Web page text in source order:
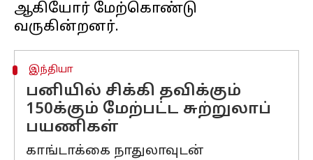
ஆகியோர் மேற்கொண்டு
இந்தியா
பனியில் சிக்கி தவிக்கும்
150க்கும் மேற்பட்ட சுற்றுலாப்
பயணிகள்
காங்டாக்கை நாதுலாவுடன்